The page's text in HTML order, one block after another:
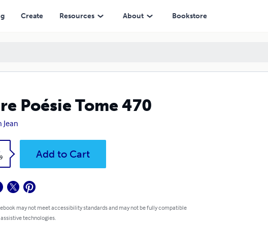
Create Resources About Bookstore
Poésie Tome 470
Jean
Add to Cart
may not meet accessibility standards and may not be fully compatible
technologies.